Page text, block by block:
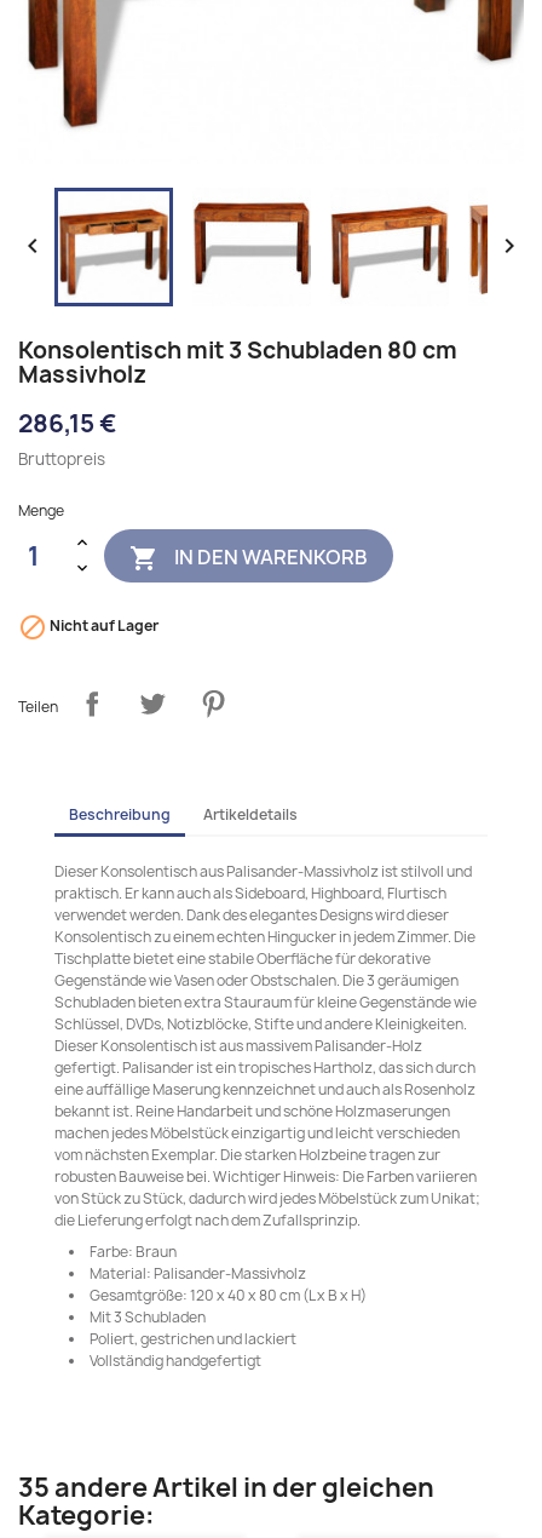
 
Konsolentisch mit 3 Schubladen 80 cm
Massivholz
286,15 €
Bruttopreis
Menge
 IN DEN WARENKORB
 Nicht auf Lager
Teilen
Beschreibung Artikeldetails
Dieser Konsolentisch aus Palisander-Massivholz ist stilvoll und
praktisch. Er kann auch als Sideboard, Highboard, Flurtisch
verwendet werden. Dank des elegantes Designs wird dieser
Konsolentisch zu einem echten Hingucker in jedem Zimmer. Die
Tischplatte bietet eine stabile Oberfläche für dekorative
Gegenstände wie Vasen oder Obstschalen. Die 3 geräumigen
Schubladen bieten extra Stauraum für kleine Gegenstände wie
Schlüssel, DVDs, Notizblöcke, Stifte und andere Kleinigkeiten.
Dieser Konsolentisch ist aus massivem Palisander-Holz
gefertigt. Palisander ist ein tropisches Hartholz, das sich durch
eine auffällige Maserung kennzeichnet und auch als Rosenholz
bekannt ist. Reine Handarbeit und schöne Holzmaserungen
machen jedes Möbelstück einzigartig und leicht verschieden
vom nächsten Exemplar. Die starken Holzbeine tragen zur
robusten Bauweise bei. Wichtiger Hinweis: Die Farben variieren
von Stück zu Stück, dadurch wird jedes Möbelstück zum Unikat;
die Lieferung erfolgt nach dem Zufallsprinzip.
Farbe: Braun
Material: Palisander-Massivholz
Gesamtgröße: 120 x 40 x 80 cm (L x B x H)
Mit 3 Schubladen
Poliert, gestrichen und lackiert
Vollständig handgefertigt
35 andere Artikel in der gleichen
Kategorie: